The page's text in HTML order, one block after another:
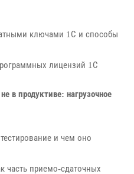
ключами 1С и способы
лицензий 1С
в продуктиве: нагрузочное
и чем оно
часть приемо-сдаточных